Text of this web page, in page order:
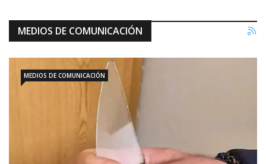
MEDIOS DE COMUNICACIÓN
MEDIOS DE COMUNICACIÓN